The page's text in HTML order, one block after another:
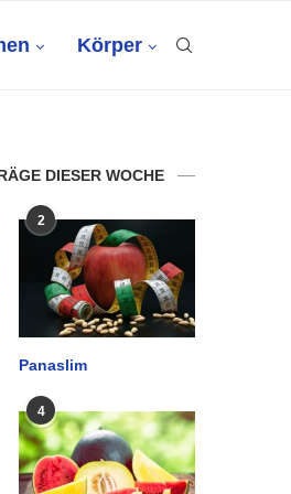
Körper
DIESER WOCHE
2
Panaslim
4